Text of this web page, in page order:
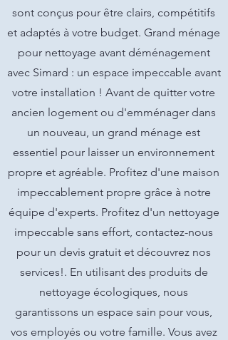
sont conçus pour être clairs, compétitifs
et adaptés à votre budget. Grand ménage
pour nettoyage avant déménagement
avec Simard : un espace impeccable avant
votre installation ! Avant de quitter votre
ancien logement ou d'emménager dans
un nouveau, un grand ménage est
essentiel pour laisser un environnement
propre et agréable. Profitez d'une maison
impeccablement propre grâce à notre
équipe d'experts. Profitez d'un nettoyage
impeccable sans effort, contactez-nous
pour un devis gratuit et découvrez nos
services!. En utilisant des produits de
nettoyage écologiques, nous
garantissons un espace sain pour vous,
vos employés ou votre famille. Vous avez